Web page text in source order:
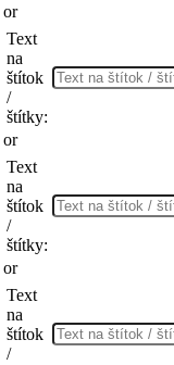
or
Text
na
štítok
/
štítky:
or
Text
na
štítok
/
štítky:
or
Text
na
štítok
/